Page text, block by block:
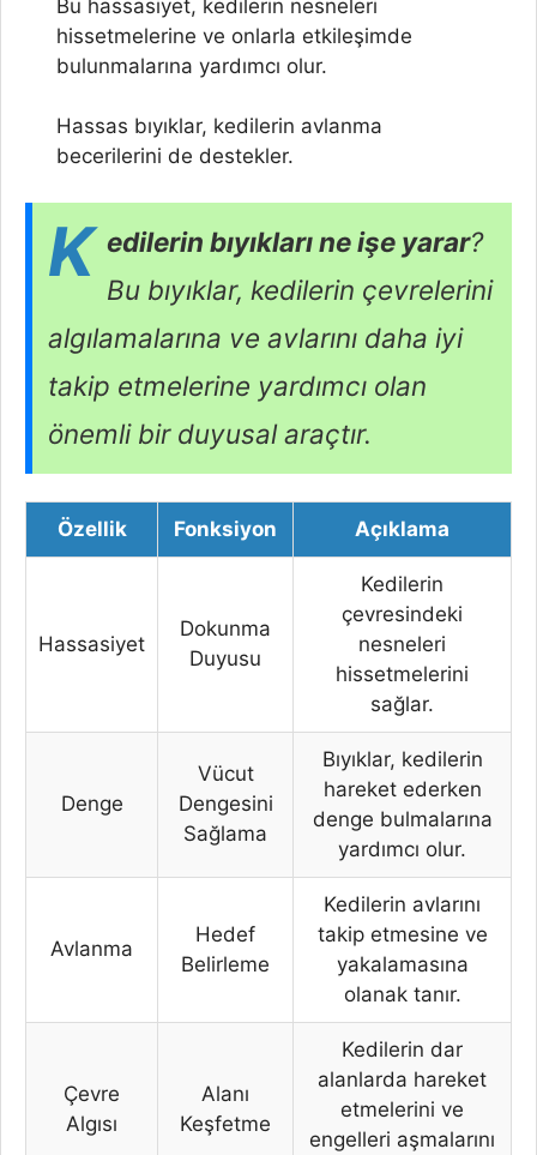
Bu hassasiyet, kedilerin nesneleri
hissetmelerine ve onlarla etkileşimde
bulunmalarına yardımcı olur.
Hassas bıyıklar, kedilerin avlanma
becerilerini de destekler.
K edilerin bıyıkları ne işe yarar?
Bu bıyıklar, kedilerin çevrelerini
algılamalarına ve avlarını daha iyi
takip etmelerine yardımcı olan
önemli bir duyusal araçtır.
Özellik Fonksiyon Açıklama
Hassasiyet
Dokunma
Duyusu
Kedilerin
çevresindeki
nesneleri
hissetmelerini
sağlar.
Denge
Vücut
Dengesini
Sağlama
Bıyıklar, kedilerin
hareket ederken
denge bulmalarına
yardımcı olur.
Avlanma
Hedef
Belirleme
Kedilerin avlarını
takip etmesine ve
yakalamasına
olanak tanır.
Çevre
Algısı
Alanı
Keşfetme
Kedilerin dar
alanlarda hareket
etmelerini ve
engelleri aşmalarını